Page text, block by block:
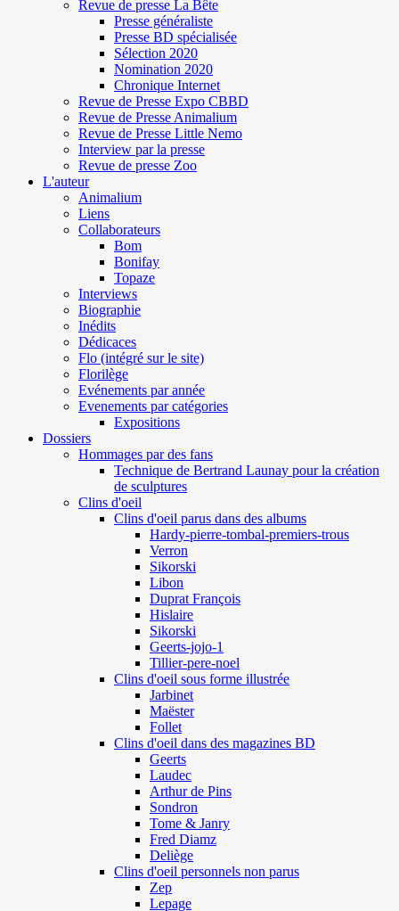
Revue de presse La Bête
Presse généraliste
Presse BD spécialisée
Sélection 2020
Nomination 2020
Chronique Internet
Revue de Presse Expo CBBD
Revue de Presse Animalium
Revue de Presse Little Nemo
Interview par la presse
Revue de presse Zoo
L'auteur
Animalium
Liens
Collaborateurs
Bom
Bonifay
Topaze
Interviews
Biographie
Inédits
Dédicaces
Flo (intégré sur le site)
Florilège
Evénements par année
Evenements par catégories
Expositions
Dossiers
Hommages par des fans
Technique de Bertrand Launay pour la création
de sculptures
Clins d'oeil
Clins d'oeil parus dans des albums
Hardy-pierre-tombal-premiers-trous
Verron
Sikorski
Libon
Duprat François
Hislaire
Sikorski
Geerts-jojo-1
Tillier-pere-noel
Clins d'oeil sous forme illustrée
Jarbinet
Maëster
Follet
Clins d'oeil dans des magazines BD
Geerts
Laudec
Arthur de Pins
Sondron
Tome & Janry
Fred Diamz
Deliège
Clins d'oeil personnels non parus
Zep
Lepage